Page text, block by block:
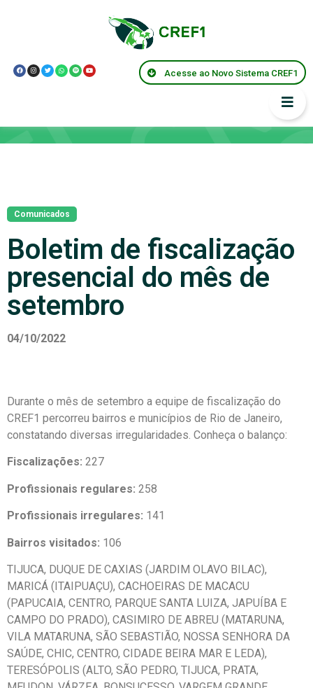
Acesse ao Novo Sistema CREF1
Comunicados
Boletim de fiscalização
presencial do mês de
setembro
04/10/2022
Durante o mês de setembro a equipe de fiscalização do
CREF1 percorreu bairros e municípios de Rio de Janeiro,
constatando diversas irregularidades. Conheça o balanço:
Fiscalizações: 227
Profissionais regulares: 258
Profissionais irregulares: 141
Bairros visitados: 106
TIJUCA, DUQUE DE CAXIAS (JARDIM OLAVO BILAC),
MARICÁ (ITAIPUAÇU), CACHOEIRAS DE MACACU
(PAPUCAIA, CENTRO, PARQUE SANTA LUIZA, JAPUÍBA E
CAMPO DO PRADO), CASIMIRO DE ABREU (MATARUNA,
VILA MATARUNA, SÃO SEBASTIÃO, NOSSA SENHORA DA
SAÚDE, CHIC, CENTRO, CIDADE BEIRA MAR E LEDA),
TERESÓPOLIS (ALTO, SÃO PEDRO, TIJUCA, PRATA,